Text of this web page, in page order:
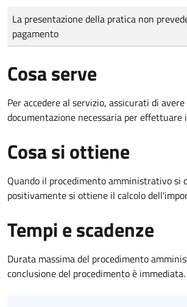
Tipo di pagamento
Importo
La presentazione della pratica non
pagamento
Cosa serve
Per accedere al servizio, assicurati di
documentazione necessaria per effettuare
Cosa si ottiene
Quando il procedimento amministrativo si
positivamente si ottiene il calcolo
Tempi e scadenze
Durata massima del procedimento
conclusione del procedimento è immediata.